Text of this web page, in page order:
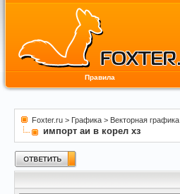
Правила
Foxter.ru > Графика > Векторная графика
импорт аи в корел хз